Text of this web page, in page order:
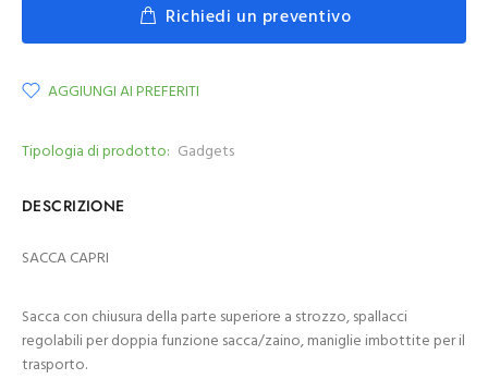
Richiedi un preventivo
AGGIUNGI AI PREFERITI
Tipologia di prodotto: Gadgets
DESCRIZIONE
SACCA CAPRI
Sacca con chiusura della parte superiore a strozzo, spallacci
regolabili per doppia funzione sacca/zaino, maniglie imbottite per il
trasporto.